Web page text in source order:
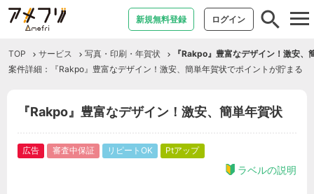
新規無料登録 ログイン
TOP サービス 写真・印刷・年賀状
『Rakpo』豊富なデザイン！激安、
案件詳細：『Rakpo』豊富なデザイン！激安、簡単年賀状でポイントが貯まる
『Rakpo』豊富なデザイン！激安、簡単年賀状
広告 審査中保証 リピートOK Ptアップ
ラベルの説明